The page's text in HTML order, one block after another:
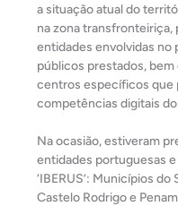
a situação atual do
na zona transfronteiriça,
entidades envolvidas
públicos prestados,
centros específicos que
competências digitais
Na ocasião, estiveram
entidades portuguesas
‘IBERUS’: Municípios
Castelo Rodrigo e